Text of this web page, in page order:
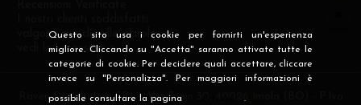
Questo sito usa i cookie per fornirti un'esperienza
migliore. Cliccando su "Accetta" saranno attivate tutte le
categorie di cookie. Per decidere quali accettare, cliccare
invece su "Personalizza". Per maggiori informazioni è
possibile consultare la pagina .
valgono più di mille parole
vedi le recensioni >
Raven Distribution SRL - Via Fanin 30, 40026 Imola (BO) - P.Iva